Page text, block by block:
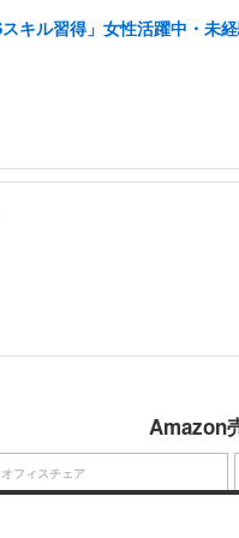
キル習得」女性活躍中・未
Amazon
オフィスチェア